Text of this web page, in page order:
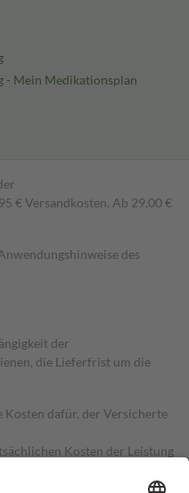
- Mein Medikationsplan
€ Versandkosten. Ab 29,00 €
des
der
die Lieferfrist um die
dafür, der Versicherte
Kosten der Leistung